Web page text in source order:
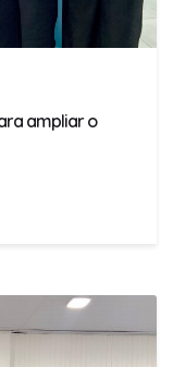
ampliar o